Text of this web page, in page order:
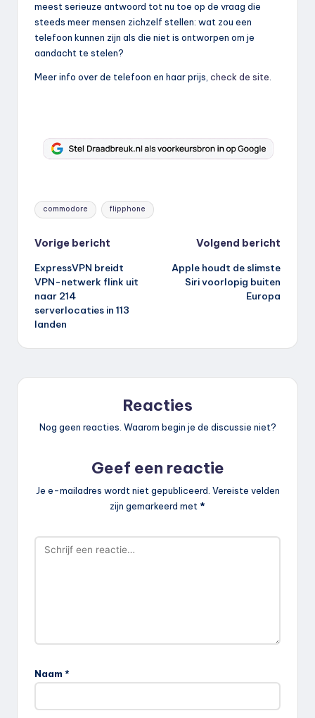
meest serieuze antwoord tot nu toe op de vraag die
steeds meer mensen zichzelf stellen: wat zou een
telefoon kunnen zijn als die niet is ontworpen om je
aandacht te stelen?
Meer info over de telefoon en haar prijs, check de site.
Tags:
commodore flipphone
Bericht
navigatie
Vorige bericht
ExpressVPN breidt
VPN-netwerk flink uit
naar 214
serverlocaties in 113
landen
Volgend bericht
Apple houdt de slimste
Siri voorlopig buiten
Europa
Reacties
Nog geen reacties. Waarom begin je de discussie niet?
Geef een reactie
Je e-mailadres wordt niet gepubliceerd. Vereiste velden
zijn gemarkeerd met *
Naam *